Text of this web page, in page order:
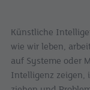
Künstliche
wie wir leben,
auf Systeme oder
Intelligenz zeigen,